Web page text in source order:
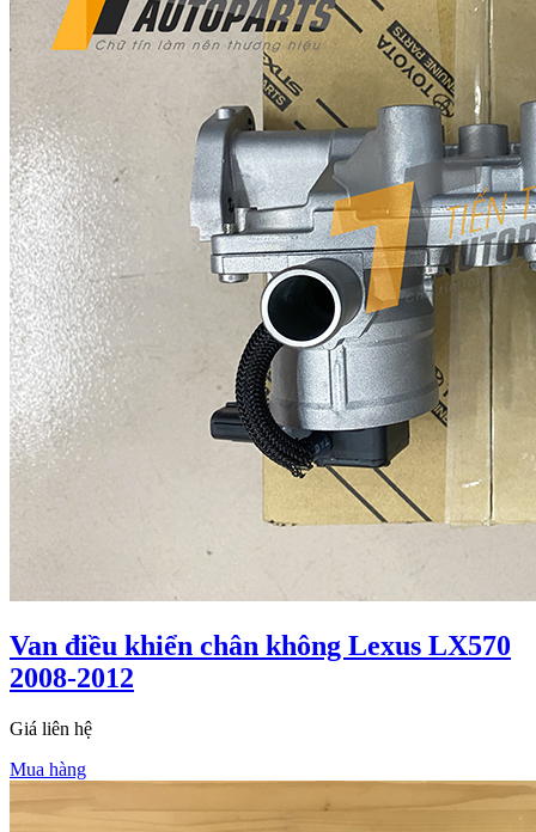
Van điều khiển chân không Lexus LX570
2008-2012
Giá liên hệ
Mua hàng